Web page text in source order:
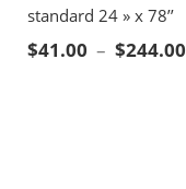
standard 24 » x 78’’
$41.00 – $244.00